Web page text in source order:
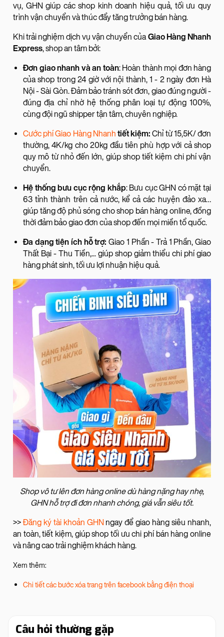
vụ, GHN giúp các shop kinh doanh hiệu quả, tối ưu quy
trình vận chuyển và thúc đẩy tăng trưởng bán hàng.
Khi trải nghiệm dịch vụ vận chuyển của Giao Hàng Nhanh
Express, shop an tâm bởi:
Đơn giao nhanh và an toàn: Hoàn thành mọi đơn hàng
của shop trong 24 giờ với nội thành, 1 - 2 ngày đơn Hà
Nội - Sài Gòn. Đảm bảo tránh sót đơn, giao đúng người -
đúng địa chỉ nhờ hệ thống phân loại tự động 100%,
cùng đội ngũ shipper tận tâm, chuyên nghiệp.
Cước phí Giao Hàng Nhanh tiết kiệm: Chỉ từ 15,5K/ đơn
thường, 4K/kg cho 20kg đầu tiên phù hợp với cả shop
quy mô từ nhỏ đến lớn, giúp shop tiết kiệm chi phí vận
chuyển.
Hệ thống bưu cục rộng khắp: Bưu cục GHN có mặt tại
63 tỉnh thành trên cả nước, kể cả các huyện đảo xa…
giúp tăng độ phủ sóng cho shop bán hàng online, đồng
thời đảm bảo giao đơn của shop đến mọi miền tổ quốc.
Đa dạng tiện ích hỗ trợ: Giao 1 Phần - Trả 1 Phần, Giao
Thất Bại - Thu Tiền,... giúp shop giảm thiểu chi phí giao
hàng phát sinh, tối ưu lợi nhuận hiệu quả.
Shop vô tư lên đơn hàng online dù hàng nặng hay nhẹ,
GHN hỗ trợ đi đơn nhanh chóng, giá vẫn siêu tốt.
>>Đăng ký tài khoản GHN ngay để giao hàng siêu nhanh,
an toàn, tiết kiệm, giúp shop tối ưu chi phí bán hàng online
và nâng cao trải nghiệm khách hàng.
Xem thêm:
Chi tiết các bước xóa trang trên facebook bằng điện thoại
Câu hỏi thường gặp